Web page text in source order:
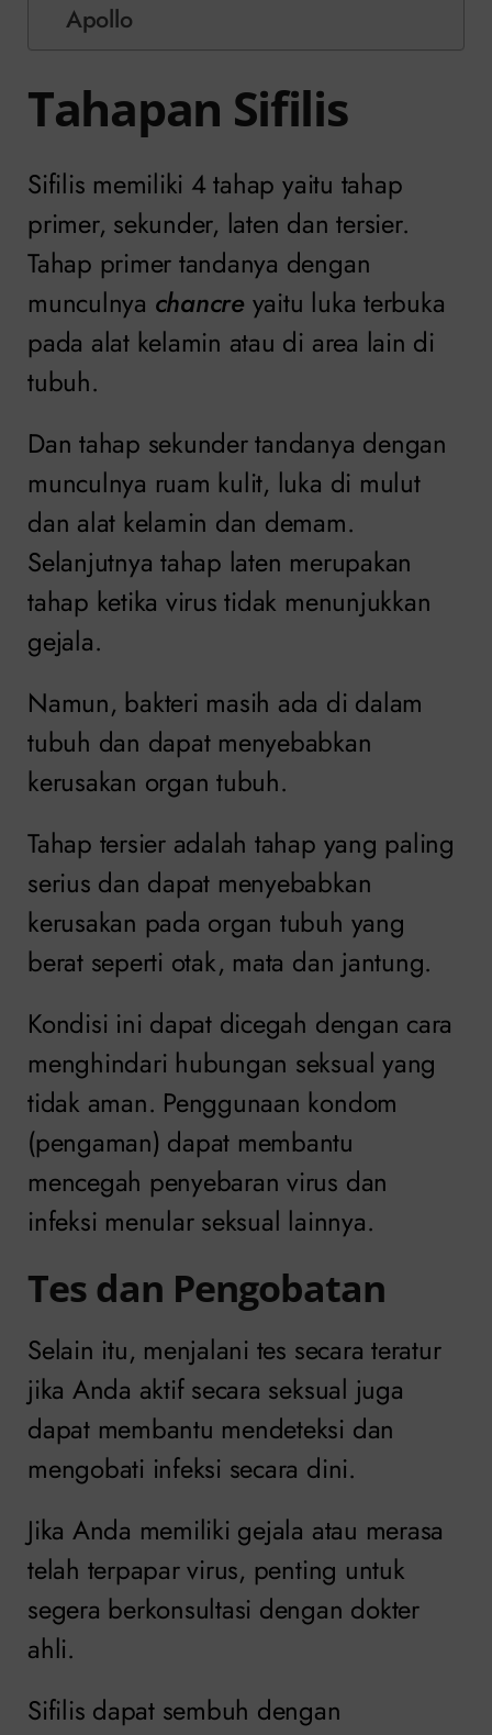
Apollo
Tahapan Sifilis
Sifilis memiliki 4 tahap yaitu tahap
primer, sekunder, laten dan tersier.
Tahap primer tandanya dengan
munculnya chancreyaitu luka terbuka
pada alat kelamin atau di area lain di
tubuh.
Dan tahap sekunder tandanya dengan
munculnya ruam kulit, luka di mulut
dan alat kelamin dan demam.
Selanjutnya tahap laten merupakan
tahap ketika virus tidak menunjukkan
gejala.
Namun, bakteri masih ada di dalam
tubuh dan dapat menyebabkan
kerusakan organ tubuh.
Tahap tersier adalah tahap yang paling
serius dan dapat menyebabkan
kerusakan pada organ tubuh yang
berat seperti otak, mata dan jantung.
Kondisi ini dapat dicegah dengan cara
menghindari hubungan seksual yang
tidak aman. Penggunaan kondom
(pengaman) dapat membantu
mencegah penyebaran virus dan
infeksi menular seksual lainnya.
Tes dan Pengobatan
Selain itu, menjalani tes secara teratur
jika Anda aktif secara seksual juga
dapat membantu mendeteksi dan
mengobati infeksi secara dini.
Jika Anda memiliki gejala atau merasa
telah terpapar virus, penting untuk
segera berkonsultasi dengan dokter
ahli.
Sifilis dapat sembuh dengan